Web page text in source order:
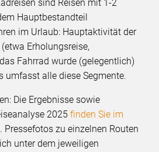
sind Reisen mit 1-2
Hauptbestandteil
im Urlaub: Hauptaktivität der
Erholungsreise,
Fahrrad wurde (gelegentlich)
umfasst alle diese Segmente.
Die Ergebnisse sowie
2025finden Sie im
. Pressefotos zu einzelnen Routen
unter dem jeweiligen